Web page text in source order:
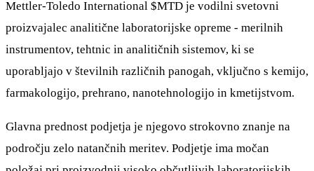
Mettler-Toledo International $MTD je vodilni svetovni
proizvajalec analitične laboratorijske opreme - merilnih
instrumentov, tehtnic in analitičnih sistemov, ki se
uporabljajo v številnih različnih panogah, vključno s kemijo,
farmakologijo, prehrano, nanotehnologijo in kmetijstvom.
Glavna prednost podjetja je njegovo strokovno znanje na
področju zelo natančnih meritev. Podjetje ima močan